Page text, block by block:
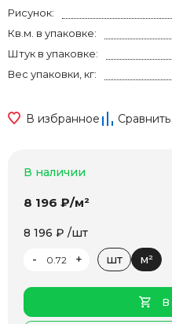
Рисунок:
Кв.м. в упаковке:
Штук в упаковке:
Вес упаковки, кг:
В избранное Сравнить
В наличии
8 196 ₽/м²
8 196 ₽ /шт
-
+ шт м²
В